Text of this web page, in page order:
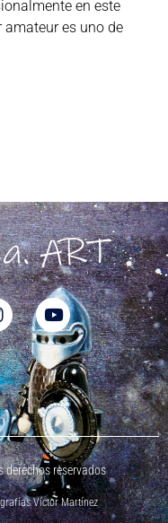
en este
amateur es uno de
reservados
Víctor Martínez